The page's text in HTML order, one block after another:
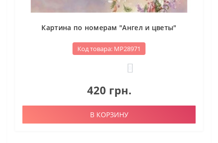
Картина по номерам "Ангел и цветы"
Код товара: МР28971
420 грн.
В КОРЗИНУ